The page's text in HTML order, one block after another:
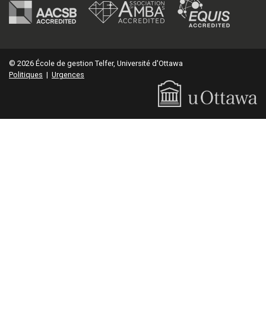
© 2026 École de gestion Telfer, Université d'Ottawa
Politiques | Urgences